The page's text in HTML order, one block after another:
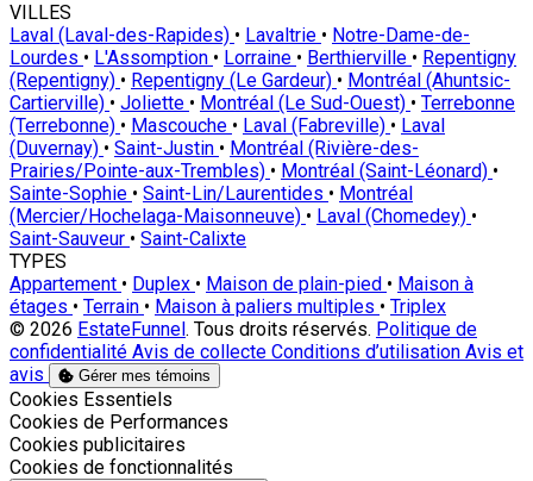
VILLES
Laval (Laval-des-Rapides) • Lavaltrie • Notre-Dame-de-
Lourdes • L'Assomption • Lorraine • Berthierville • Repentigny
(Repentigny) • Repentigny (Le Gardeur) • Montréal (Ahuntsic-
Cartierville) • Joliette • Montréal (Le Sud-Ouest) • Terrebonne
(Terrebonne) • Mascouche • Laval (Fabreville) • Laval
(Duvernay) • Saint-Justin • Montréal (Rivière-des-
Prairies/Pointe-aux-Trembles) • Montréal (Saint-Léonard) •
Sainte-Sophie • Saint-Lin/Laurentides • Montréal
(Mercier/Hochelaga-Maisonneuve) • Laval (Chomedey) •
Saint-Sauveur • Saint-Calixte
TYPES
Appartement • Duplex • Maison de plain-pied • Maison à
étages • Terrain • Maison à paliers multiples • Triplex
© 2026 EstateFunnel . Tous droits réservés. Politique de
confidentialité Avis de collecte Conditions d’utilisation Avis et
avis
Gérer mes témoins
Activer
Cookies Essentiels
Activer
Cookies de Performances
Activer
Cookies publicitaires
Activer
Cookies de fonctionnalités